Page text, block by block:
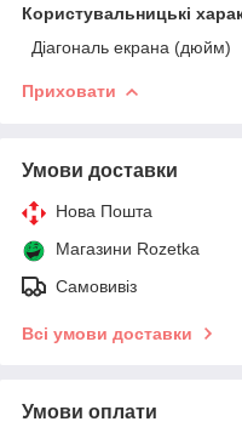
Користувальницькі
Діагональ екрана (дюйм)
Приховати
Умови доставки
Нова Пошта
Магазини Rozetka
Самовивіз
Всі умови доставки
Умови оплати